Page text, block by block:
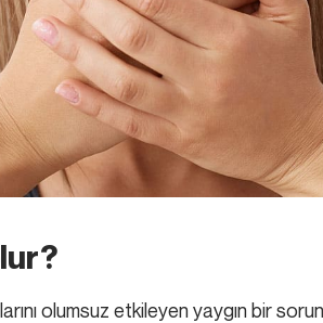
olumsuz etkileyen yaygın bir